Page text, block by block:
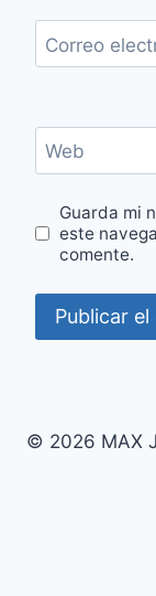
Correo
Web
Guarda mi
este
comente.
© 2026 MAX